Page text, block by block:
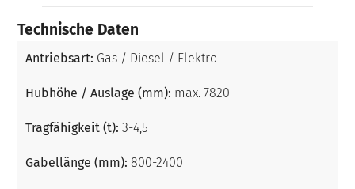
Technische Daten
Antriebsart: Gas / Diesel / Elektro
Hubhöhe / Auslage (mm): max. 7820
Tragfähigkeit (t):3-4,5
Gabellänge (mm):800-2400